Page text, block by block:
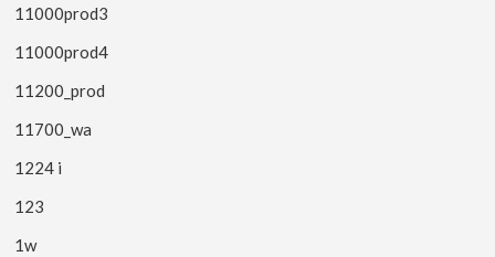
11000prod3
11000prod4
11200_prod
11700_wa
1224 i
123
1w